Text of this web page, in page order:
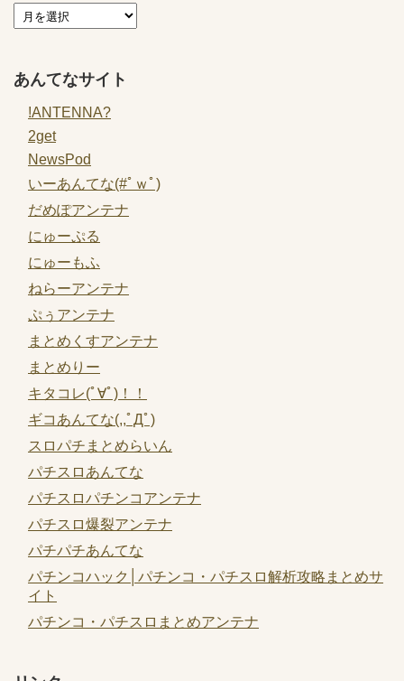
あんてなサイト
!ANTENNA?
2get
NewsPod
いーあんてな(#ﾟｗﾟ)
だめぽアンテナ
にゅーぷる
にゅーもふ
ねらーアンテナ
ぷぅアンテナ
まとめくすアンテナ
まとめりー
キタコレ(ﾟ∀ﾟ)！！
ギコあんてな(,,ﾟДﾟ)
スロパチまとめらいん
パチスロあんてな
パチスロパチンコアンテナ
パチスロ爆裂アンテナ
パチパチあんてな
パチンコハック│パチンコ・パチスロ解析攻略まとめサ
イト
パチンコ・パチスロまとめアンテナ